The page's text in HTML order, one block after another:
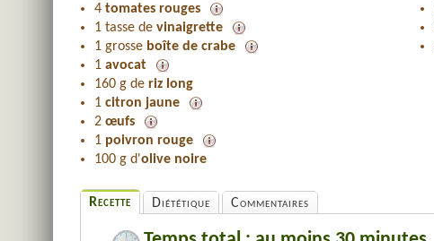
4 tomates rouges
1 tasse de vinaigrette
1 grosse boîte de crabe
1 avocat
160 g de riz long
1 citron jaune
2 œufs
1 poivron rouge
100 g d'olive noire
Recette Diététique Commentaires